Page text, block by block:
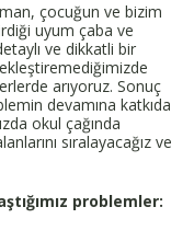
çocuğun ve bizim
uyum çaba ve
ve dikkatli bir
arıyoruz. Sonuç
devamına katkıda
okul çağında
sıralayacağız ve
problemler: